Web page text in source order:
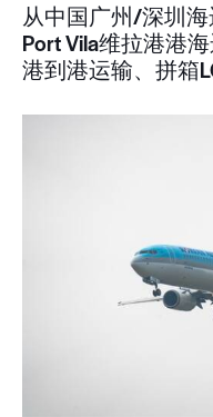
从中国广州/深圳
Port Vila维拉港港
港到港运输、拼箱